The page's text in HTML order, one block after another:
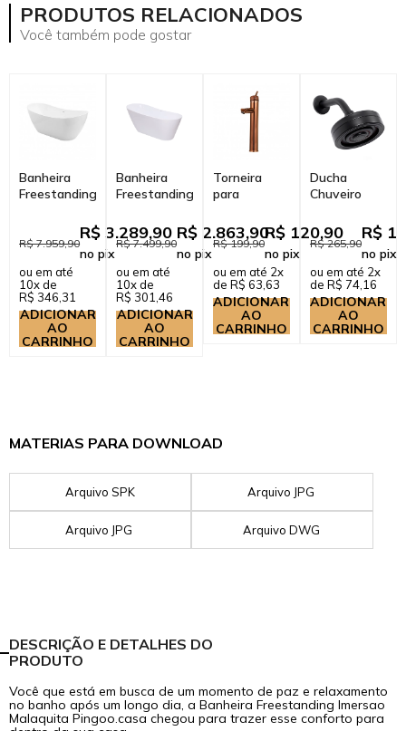
Beleza Minimalista
sofisticação ao ambiente.
PRODUTOS RELACIONADOS
Você também pode gostar
Banheira
Freestanding
Acrílico 170
cm Rutilo
R$ 7.959,90
R$ 3.289,90
no pix
ou em até
10x de
R$ 346,31
ADICIONAR
AO
CARRINHO
Banheira
Freestanding
Acrílico 165
cm Azurita
R$ 7.499,90
R$ 2.863,90
no pix
ou em até
10x de
R$ 301,46
ADICIONAR
AO
CARRINHO
Torneira
para
Misturador
Monocomando
Alta Xingu
Dourado...
R$ 199,90
R$ 120,90
no pix
ou em até 2x
de R$ 63,63
ADICIONAR
AO
CARRINHO
Ducha
Chuveiro
Redondo de
Parede
Mauá Preto
R$ 265,90
R$
no pix
ou em até 2x
de R$ 74,16
ADICIONAR
AO
CARRINHO
MATERIAS PARA DOWNLOAD
Arquivo SPK Arquivo JPG
Arquivo JPG Arquivo DWG
DESCRIÇÃO E DETALHES DO
PRODUTO
Você que está em busca de um momento de paz e relaxamento
no banho após um longo dia, a Banheira Freestanding Imersao
Malaquita Pingoo.casa chegou para trazer esse conforto para